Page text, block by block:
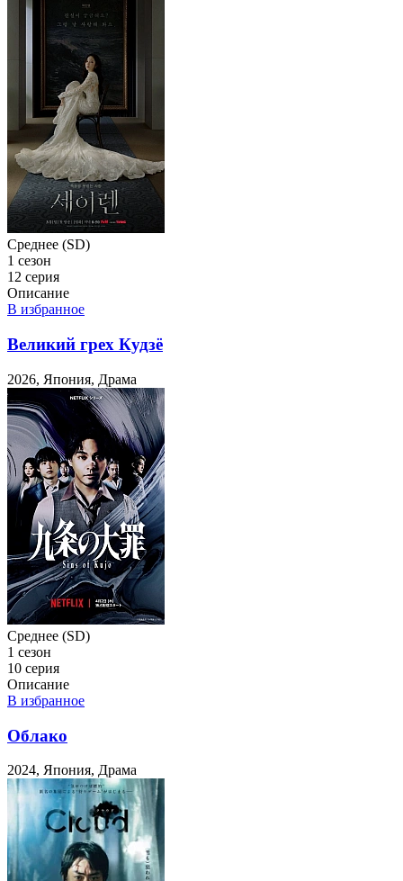
Среднее (SD)
1 сезон
12 серия
Описание
В избранное
Великий грех Кудзё
2026, Япония, Драма
Среднее (SD)
1 сезон
10 серия
Описание
В избранное
Облако
2024, Япония, Драма